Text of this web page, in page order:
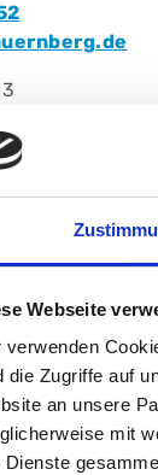
Webseite
verwenden
die Zugriffe auf
an unsere
mit
Dienste
Klinikum